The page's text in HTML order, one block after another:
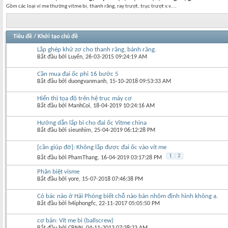
Gồm các loại ví me thường vitme bi, thanh răng, ray trượt, trục trượt v.v....
Tiêu đề / Khởi tạo chủ đề
Lắp ghép khử zơ cho thanh răng, bánh răng.
Bắt đầu bởi Luyến‎, 26-03-2015 09:24:19 AM
Cần mua đai ốc phi 16 bước 5
Bắt đầu bởi duongvanmanh‎, 15-10-2018 09:53:33 AM
Hiển thị tọa độ trên hệ trục máy cơ
Bắt đầu bởi ManhCoi‎, 18-04-2019 10:24:16 AM
Hướng dẫn lắp bi cho đai ốc Vitme china
Bắt đầu bởi sieunhim‎, 25-04-2019 06:12:28 PM
[cần giúp đỡ]: Không lắp được đai ốc vào vít me
Bắt đầu bởi PhamThang‎, 16-04-2019 03:17:28 PM 1 2
Phân biệt visme
Bắt đầu bởi yore‎, 15-07-2018 07:46:38 PM
Có bác nào ở Hải Phòng biết chỗ nào bán nhôm định hình không ạ.
Bắt đầu bởi h4iphongfc‎, 22-11-2017 05:05:50 PM
cơ bản: Vít me bi (ballscrew)